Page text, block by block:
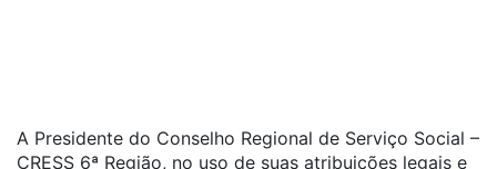
A Presidente do Conselho Regional de Serviço Social –
CRESS 6ª Região, no uso de suas atribuições legais e